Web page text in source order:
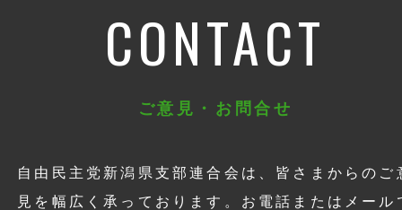
CONTACT
ご意見・お問合せ
自由民主党新潟県支部連合会は、皆さまからのご
見を幅広く承っております。お電話またはメール